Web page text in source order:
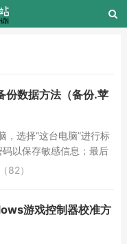
份数据方法（备份.苹
，选择“这台电脑”进行标
以保存敏感信息；最后
82）
游戏控制器校准方